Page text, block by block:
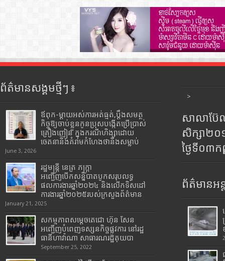
ព័ត៌មានសង្គមថ្មីៗ ៖
ឪពុក-ម្ដាយអស់ការអត់ធ្មត់,ប្ដឹងសមត្ថ
កិច្ចឱ្យចាប់ខ្លួនកូនប្រុសបង្កើតប្រើប្រាស់
គ្រឿងញៀន ក្នុងករណីហិង្សាដោយ
ចេតនានិងគំរាមកំហែងថានឹងសម្លាប់
June 3, 2026
រដ្ឋមន្រ្តី​ នេត្រ​ ភក្ត្រា​
អញ្ជើញបើកសន្និបាតបូកសរុបលទ្ធ
ផលការងារឆ្នាំ២០២៤ និងលើកទិសដៅ
ការងារឆ្នាំ២០២៥របស់​ក្រសួង​ព័ត៌មាន​
January 21, 2025
សកម្មភាពសម្តេចតេជោ ហ៊ុន សែន
អញ្ជើញបំពេញទស្សនកិច្ចផ្លូវការ នៅរដ្ឋ
ធានីហាវ៉ាណា សាធារណរដ្ឋគុយបា
September 25, 2022
>
សាលាប៊ែ
សិក្សា២
ថ្ងៃទី០៣
ព័ត៌មានអន្